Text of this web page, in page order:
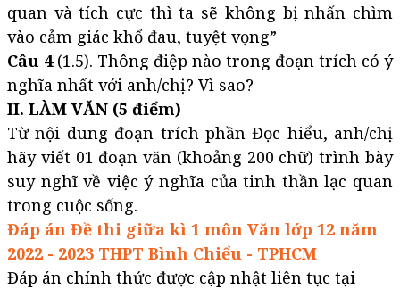
quan và tích cực thì ta sẽ không bị nhấn chìm
vào cảm giác khổ đau, tuyệt vọng”
Câu 4 (1.5). Thông điệp nào trong đoạn trích có ý
nghĩa nhất với anh/chị? Vì sao?
II. LÀM VĂN (5 điểm)
Từ nội dung đoạn trích phần Đọc hiểu, anh/chị
hãy viết 01 đoạn văn (khoảng 200 chữ) trình bày
suy nghĩ về việc ý nghĩa của tinh thần lạc quan
trong cuộc sống.
Đáp án Đề thi giữa kì 1 môn Văn lớp 12 năm
2022 - 2023 THPT Bình Chiểu - TPHCM
Đáp án chính thức được cập nhật liên tục tại